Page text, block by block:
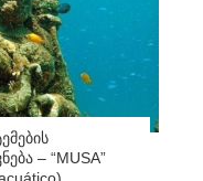
– “MUSA”